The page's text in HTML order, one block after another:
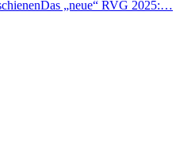
„neue“ RVG 2025:…